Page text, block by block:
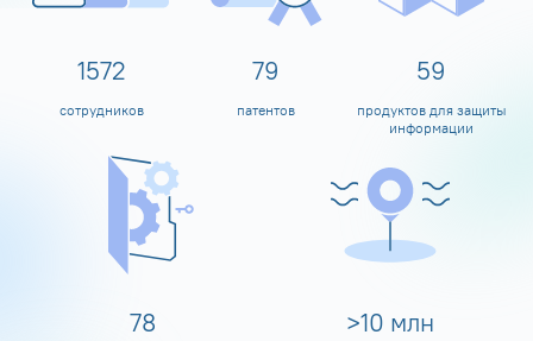
1600
сотрудников
80
патентов
60
продуктов для защиты
информации
80 >10 млн